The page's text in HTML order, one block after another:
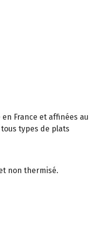
France et affinées au
types de plats
non thermisé.